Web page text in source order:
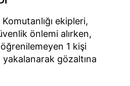
Komutanlığı ekipleri,
önlemi alırken,
öğrenilemeyen 1 kişi
gözaltına